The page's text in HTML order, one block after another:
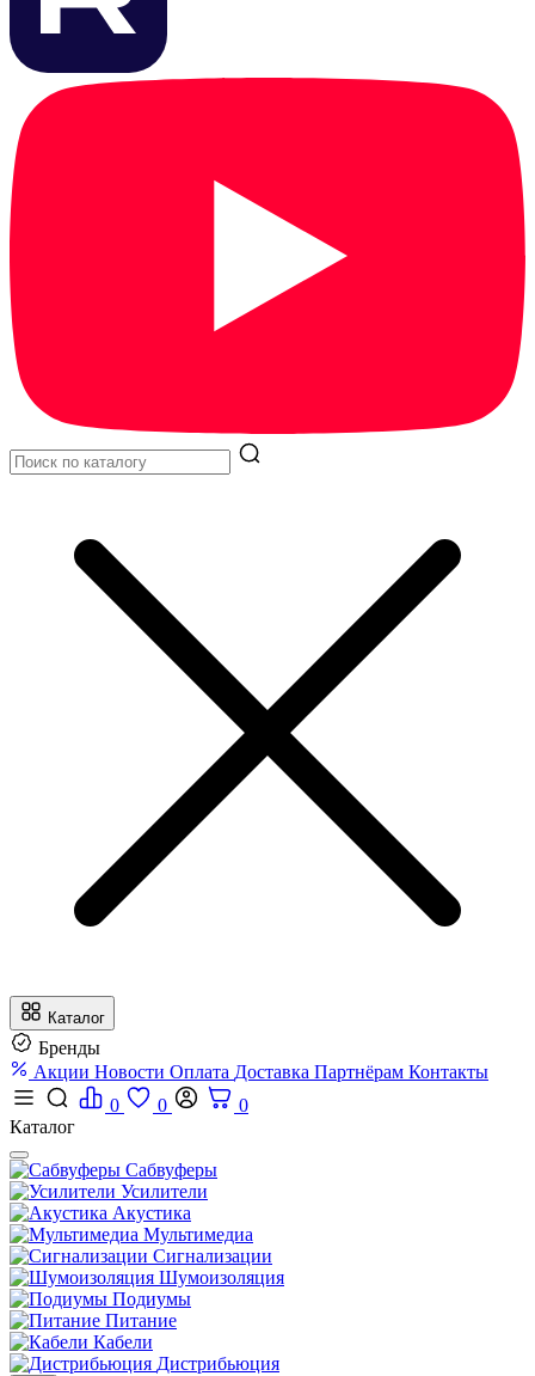
Каталог
Бренды
Акции Новости Оплата Доставка Партнёрам Контакты
0
0
0
Каталог
Сабвуферы
Усилители
Акустика
Мультимедиа
Сигнализации
Шумоизоляция
Подиумы
Питание
Кабели
Дистрибьюция